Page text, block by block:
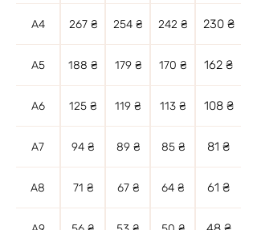
А4 267 ₴ 254 ₴ 242 ₴ 230 ₴
А5 188 ₴ 179 ₴ 170 ₴ 162 ₴
А6 125 ₴ 119 ₴ 113 ₴ 108 ₴
А7 94 ₴ 89 ₴ 85 ₴ 81 ₴
А8 71 ₴ 67 ₴ 64 ₴ 61 ₴